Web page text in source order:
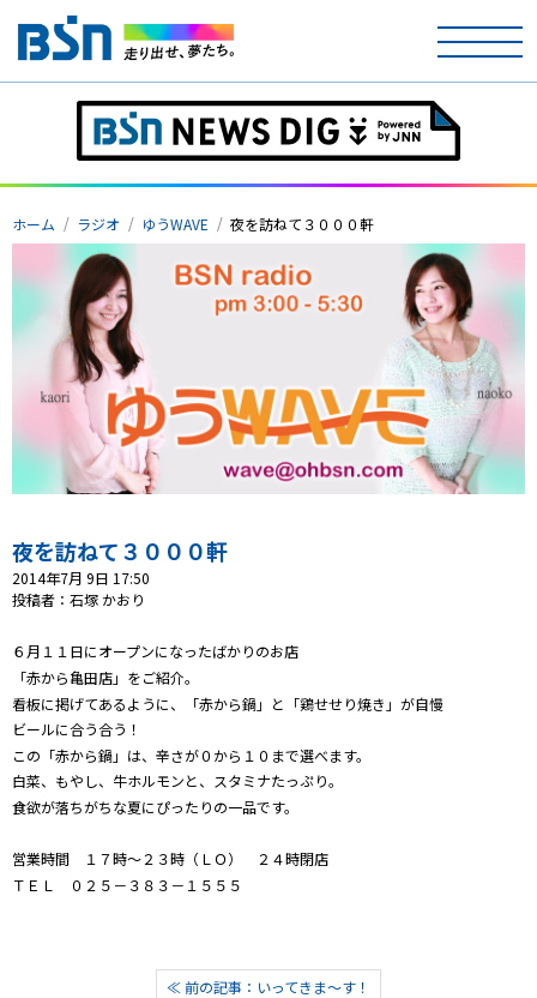
ホーム
テレビ
ラジオ
アナウンサー
イベント
ニュース
天気
プレゼント
コンテンツ・アプリ
キッズ ケンジュ
Well-being 防災・減災
ショッピング
会社概要・ビジョン
ホーム ラジオ ゆうWAVE 夜を訪ねて３０００軒
夜を訪ねて３０００軒
2014年7月 9日 17:50
投稿者：石塚 かおり
６月１１日にオープンになったばかりのお店
「赤から亀田店」をご紹介。
看板に掲げてあるように、「赤から鍋」と「鶏せせり焼き」が自慢
ビールに合う合う！
この「赤から鍋」は、辛さが０から１０まで選べます。
白菜、もやし、牛ホルモンと、スタミナたっぷり。
食欲が落ちがちな夏にぴったりの一品です。
営業時間 １７時～２３時（ＬＯ） ２４時閉店
ＴＥＬ ０２５－３８３－１５５５
≪ 前の記事：いってきま～す！